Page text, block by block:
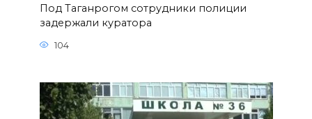
Под Таганрогом сотрудники полиции
задержали куратора
104